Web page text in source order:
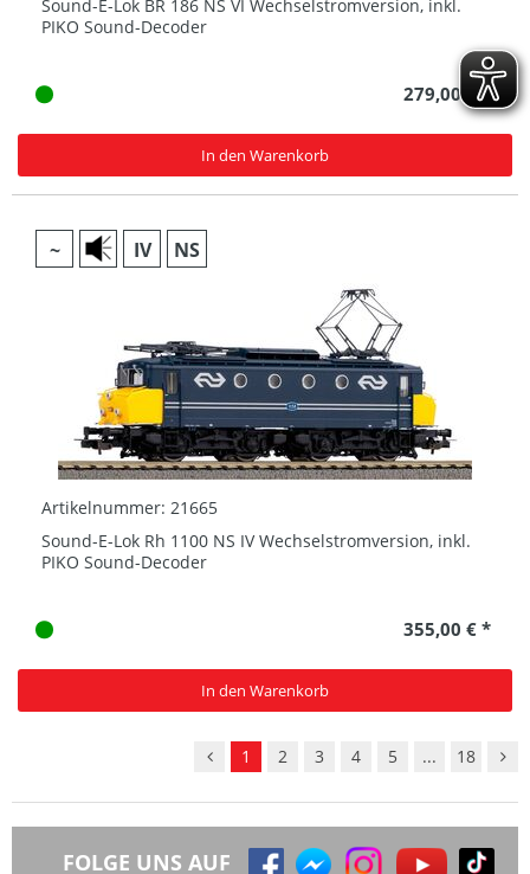
Sound-E-Lok BR 186 NS VI Wechselstromversion, inkl.
PIKO Sound-Decoder
279,00 € *
In den Warenkorb
~ IV NS
Artikelnummer: 21665
Sound-E-Lok Rh 1100 NS IV Wechselstromversion, inkl.
PIKO Sound-Decoder
355,00 € *
In den Warenkorb
1 2 3 4 5 ... 18
FOLGE UNS AUF